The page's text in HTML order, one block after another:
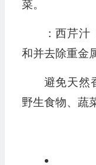
菜。
：西芹
和并去除重金
避免天然
野生食物、蔬